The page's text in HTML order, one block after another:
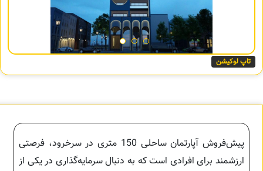
تاپ لوکیشن
پیش‌فروش آپارتمان ساحلی 150 متری در سرخرود، فرصتی
ارزشمند برای افرادی است که به دنبال سرمایه‌گذاری در یکی از